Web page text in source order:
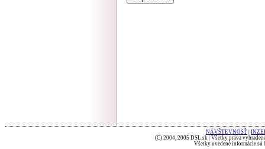
NÁVŠTEVNOSŤ
(C) 2004, 2005 DSL.sk | Všetky práva
Všetky uvedené informácie sú